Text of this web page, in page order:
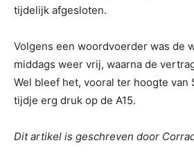
tijdelijk afgesloten.
Volgens een woordvoerder was de
middags weer vrij, waarna de
Wel bleef het, vooral ter hoogte van
tijdje erg druk op de A15.
Dit artikel is geschreven door